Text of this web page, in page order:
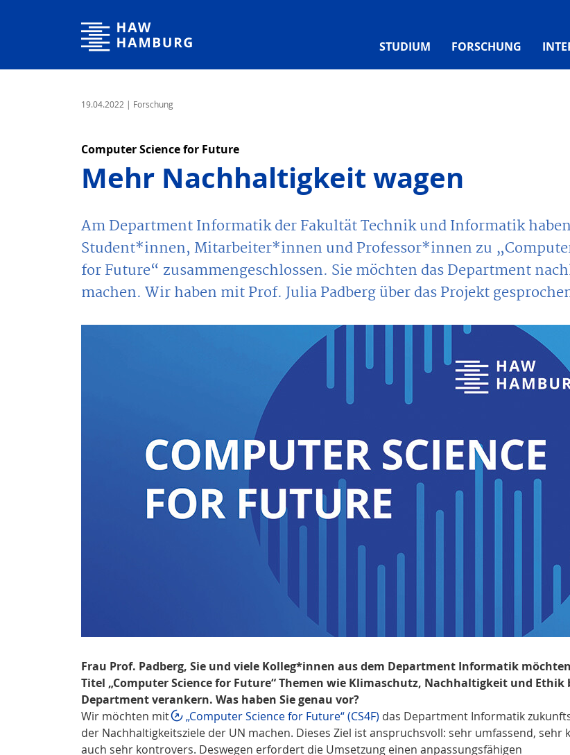
Hochschule für Angewandte Wissenschaften Hamburg
STUDIUM FORSCHUNG
19.04.2022 | Forschung
Computer Science for Future
Mehr Nachhaltigkeit wagen
Am Department Informatik der Fakultät Technik und Informatik
Student*innen, Mitarbeiter*innen und Professor*innen zu
for Future“ zusammengeschlossen. Sie möchten das Department
machen. Wir haben mit Prof. Julia Padberg über das Projekt
Frau Prof. Padberg, Sie und viele Kolleg*innen aus dem Department Informatik
Titel „Computer Science for Future“ Themen wie Klimaschutz, Nachhaltigkeit und Ethik
Department verankern. Was haben Sie genau vor?
Wir möchten mit
„Computer Science for Future“ (CS4F) das Department Informatik
der Nachhaltigkeitsziele der UN machen. Dieses Ziel ist anspruchsvoll: sehr umfassend, sehr
auch sehr kontrovers. Deswegen erfordert die Umsetzung einen anpassungsfähigen